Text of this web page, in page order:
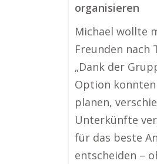
organisieren
Michael wollte
Freunden nach
„Dank der
Option
planen,
Unterkünfte
für das beste
entscheiden –